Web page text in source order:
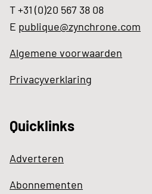
T +31 (0)20 567 38 08
E publique@zynchrone.com
Algemene voorwaarden
Privacyverklaring
Quicklinks
Adverteren
Abonnementen